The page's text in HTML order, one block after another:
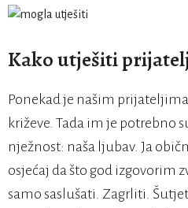
Kako utješiti
Ponekad je našim
križeve. Tada im je potrebno
nježnost: naša ljubav. Ja
osjećaj da što god izgovorim
samo saslušati. Zagrliti.